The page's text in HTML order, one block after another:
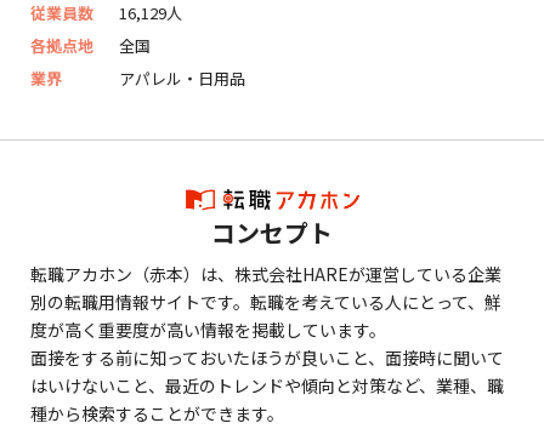
従業員数
16,129人
各拠点地
全国
業界
アパレル・日用品
コンセプト
転職アカホン（赤本）は、株式会社HAREが運営している企業
別の転職用情報サイトです。転職を考えている人にとって、鮮
度が高く重要度が高い情報を掲載しています。
面接をする前に知っておいたほうが良いこと、面接時に聞いて
はいけないこと、最近のトレンドや傾向と対策など、業種、職
種から検索することができます。